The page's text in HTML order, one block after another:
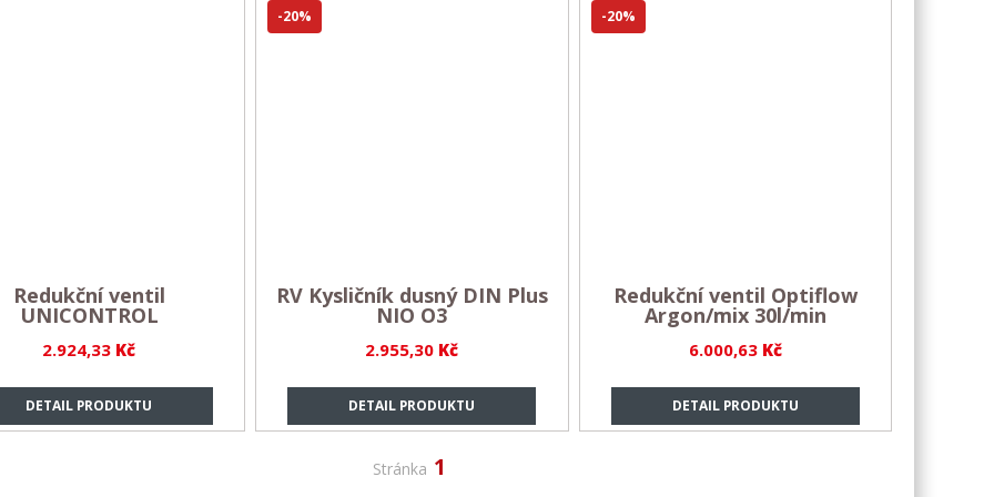
2.924,33 Kč
DETAIL PRODUKTU
Redukční ventil
UNICONTROL
2.955,30 Kč
DETAIL PRODUKTU
RV Kysličník dusný DIN Plus
NIO O3
-20%
6.000,63 Kč
DETAIL PRODUKTU
Redukční ventil Optiflow
Argon/mix 30l/min
-20%
Stránka 1